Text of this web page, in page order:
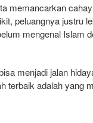
memancarkan
peluangnya justru
mengenal Islam
menjadi jalan
terbaik adalah yang